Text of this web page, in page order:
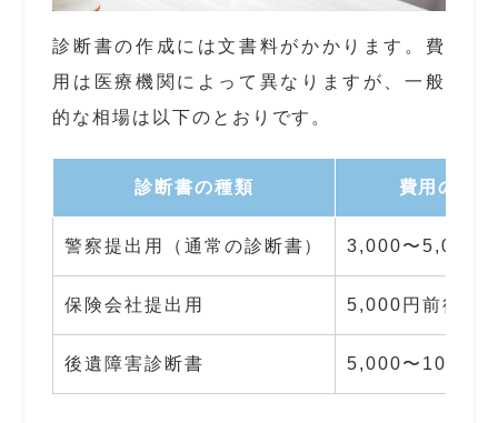
診断書の作成には文書料がかかります。費
用は医療機関によって異なりますが、一般
的な相場は以下のとおりです。
診断書の種類 費用の目安
警察提出用（通常の診断書） 3,000〜5,000
保険会社提出用 5,000円前後
後遺障害診断書 5,000〜10,000